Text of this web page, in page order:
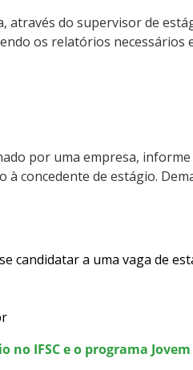
através do supervisor de
os relatórios
por uma empresa,
à concedente de estágio.
candidatar a uma vaga de
no IFSC e o programa